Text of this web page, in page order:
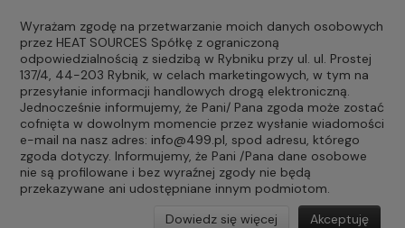
Wyrażam zgodę na przetwarzanie moich danych osobowych
przez HEAT SOURCES Spółkę z ograniczoną
odpowiedzialnością z siedzibą w Rybniku przy ul. ul. Prostej
137/4, 44-203 Rybnik, w celach marketingowych, w tym na
przesyłanie informacji handlowych drogą elektroniczną.
Jednocześnie informujemy, że Pani/ Pana zgoda może zostać
cofnięta w dowolnym momencie przez wysłanie wiadomości
e-mail na nasz adres: info@499.pl, spod adresu, którego
zgoda dotyczy. Informujemy, że Pani /Pana dane osobowe
nie są profilowane i bez wyraźnej zgody nie będą
przekazywane ani udostępniane innym podmiotom.
Akceptuję
Dowiedz się więcej